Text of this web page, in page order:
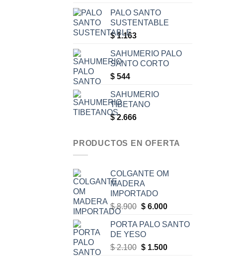
PALO SANTO
SUSTENTABLE
$1.163
SAHUMERIO PALO
SANTO CORTO
$ 544
SAHUMERIO
TIBETANO
$2.666
PRODUCTOS EN OFERTA
COLGANTE OM
MADERA
IMPORTADO
$8.900 Original
was:
$ 8.900.
$6.000Current
is:
PORTA PALO SANTO
DE YESO
$2.100 Original
$1.500Current